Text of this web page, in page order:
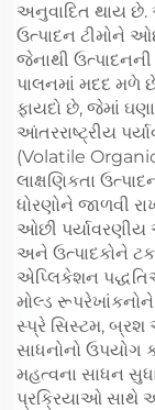
અનુવાદિત થાય
ઉત્પાદન ટીમોને
જેનાથી
પાલનમાં મદદ મળે
ફાયદો છે, જેમાં
આંતરરાષ્ટ્રીય
(Volatile
લાક્ષણિકતા
ધોરણોને જાળવી
ઓછી
અને ઉત્પાદકોને
એપ્લિકેશન
મોલ્ડ
સ્પ્રે સિસ્ટમ,
સાધનોનો ઉપયોગ
મહત્વના સાધન
પ્રક્રિયાઓ સાથે